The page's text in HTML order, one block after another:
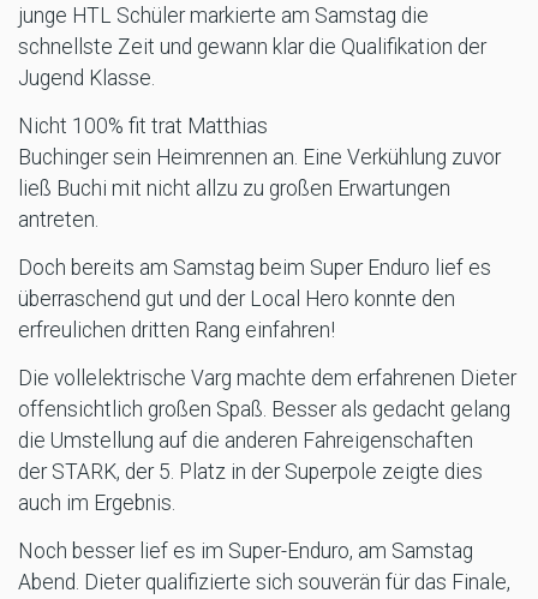
junge HTL Schüler markierte am Samstag die
schnellste Zeit und gewann klar die Qualifikation der
Jugend Klasse.
Nicht 100% fit trat Matthias
Buchinger sein Heimrennen an. Eine Verkühlung zuvor
ließ Buchi mit nicht allzu zu großen Erwartungen
antreten.
Doch bereits am Samstag beim Super Enduro lief es
überraschend gut und der Local Hero konnte den
erfreulichen dritten Rang einfahren!
Die vollelektrische Varg machte dem erfahrenen Dieter
offensichtlich großen Spaß. Besser als gedacht gelang
die Umstellung auf die anderen Fahreigenschaften
der STARK, der 5. Platz in der Superpole zeigte dies
auch im Ergebnis.
Noch besser lief es im Super-Enduro, am Samstag
Abend. Dieter qualifizierte sich souverän für das Finale,